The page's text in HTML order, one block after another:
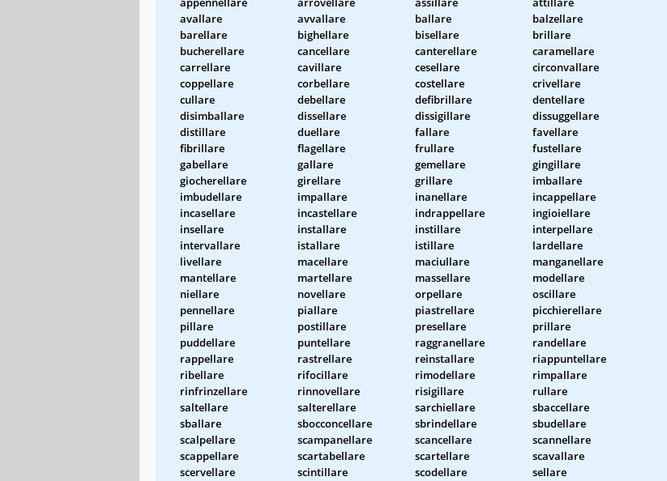
avallare
avvallare ballare
balzellare
barellare
bighellare bisellare
brillare
bucherellare
cancellare canterellare
caramellare
carrellare
cavillare cesellare
circonvallare
coppellare
corbellare costellare
crivellare
cullare
debellare defibrillare
dentellare
disimballare
dissellare dissigillare
dissuggellare
distillare
duellare fallare
favellare
fibrillare
flagellare frullare
fustellare
gabellare
gallare gemellare
gingillare
giocherellare
girellare grillare
imballare
imbudellare
impallare inanellare
incappellare
incasellare
incastellare indrappellare
ingioiellare
insellare
installare instillare
interpellare
intervallare
istallare istillare
lardellare
livellare
macellare maciullare
manganellare
mantellare
martellare massellare
modellare
niellare
novellare orpellare
oscillare
pennellare
piallare piastrellare
picchierellare
pillare
postillare presellare
prillare
puddellare
puntellare raggranellare
randellare
rappellare
rastrellare reinstallare
riappuntellare
ribellare
rifocillare rimodellare
rimpallare
rinfrinzellare
rinnovellare risigillare
rullare
saltellare
salterellare sarchiellare
sbaccellare
sballare
sbocconcellare sbrindellare
sbudellare
scalpellare
scampanellare scancellare
scannellare
scappellare
scartabellare scartellare
scavallare
scervellare
scintillare scodellare
sellare